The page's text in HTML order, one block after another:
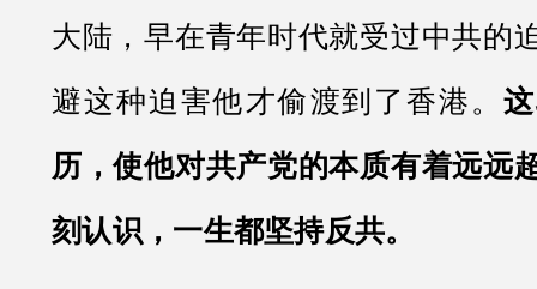
大陆，早在青年时代就受过中共的
避这种迫害他才偷渡到了香港。
历，使他对共产党的本质有着远远
刻认识，一生都坚持反共。